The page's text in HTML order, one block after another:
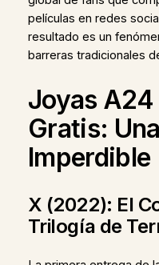
películas en redes
resultado es un
barreras tradicionales
Joyas
Gratis:
Imperdible
X (2022): El
Trilogía de